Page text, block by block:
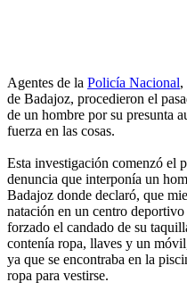
Agentes de la Policía Nacional,
de Badajoz, procedieron el
de un hombre por su presunta
fuerza en las cosas.
Esta investigación comenzó el
denuncia que interponía un
Badajoz donde declaró, que
natación en un centro
forzado el candado de su
contenía ropa, llaves y un
ya que se encontraba en la
ropa para vestirse.